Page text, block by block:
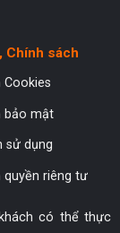
Chính sách
bảo mật
sử dụng
riêng tư
có thể thực